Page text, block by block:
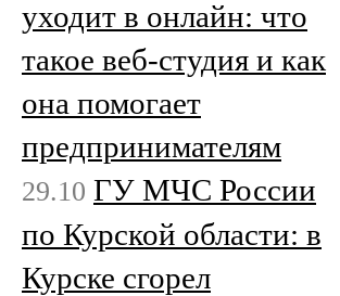
уходит в онлайн: что
такое веб-студия и как
она помогает
предпринимателям
29.10 ГУ МЧС России
по Курской области: в
Курске сгорел